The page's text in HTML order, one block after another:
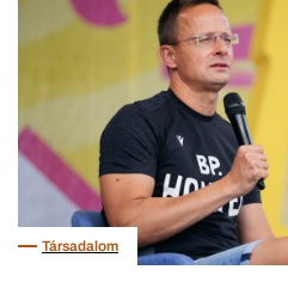
Társadalom